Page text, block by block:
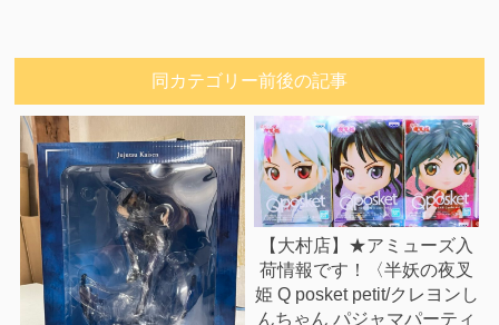
同カテゴリー前後の記事
【大村店】★アミューズ入
荷情報です！〈半妖の夜叉
姫 Q posket petit/クレヨンし
んちゃん パジャマパーティ